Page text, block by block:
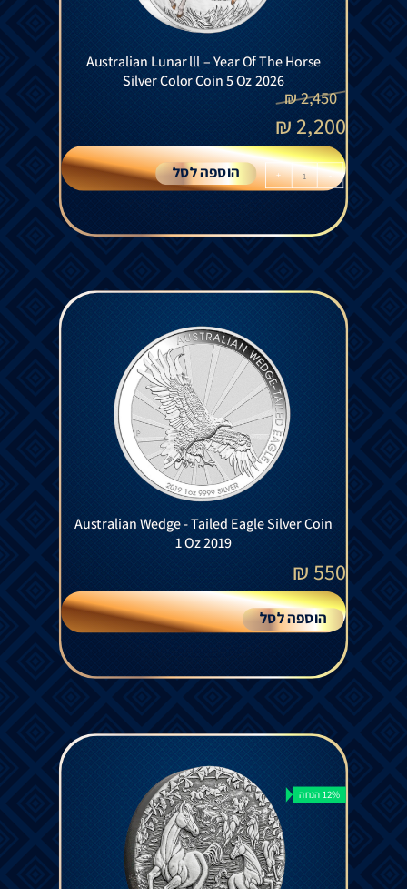
Australian Lunar lll – Year Of The Horse
Silver Color Coin 5 Oz 2026
2,450
₪
2,200
₪
-
+ הוספה לסל
Australian Wedge - Tailed Eagle Silver Coin
1 Oz 2019
550
₪
הוספה לסל
12% הנחה